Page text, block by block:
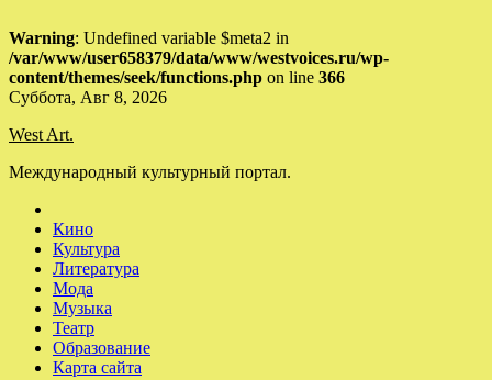
Warning: Undefined variable $meta2 in
/var/www/user658379/data/www/westvoices.ru/wp-
content/themes/seek/functions.php on line 366
Skip
content
Суббота, Авг 8, 2026
West Art.
Международный культурный портал.
Кино
Культура
Литература
Мода
Музыка
Театр
Образование
Карта сайта